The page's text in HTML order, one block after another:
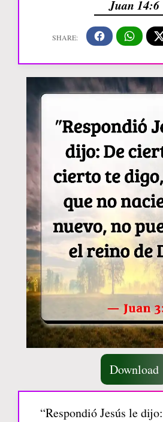
Juan 14:6
Download
“Respondió Jesús le